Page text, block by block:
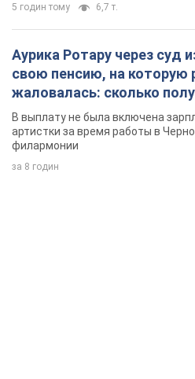
5 годин тому 6,7 т.
Аурика Ротару через суд
свою пенсию, на которую
жаловалась: сколько
певица
В выплату не была включена
артистки за время работы в
филармонии
за 8 годин